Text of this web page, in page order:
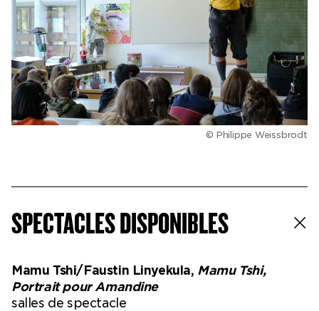
© Philippe Weissbrodt
SPECTACLES DISPONIBLES
Mamu Tshi/Faustin Linyekula, Mamu Tshi,
Portrait pour Amandine
salles de spectacle